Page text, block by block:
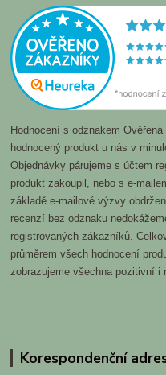
Hodnocení s odznakem
hodnocený produkt u nás v
Objednávky párujeme s účtem
produkt zakoupil, nebo s e-
základě e-mailové výzvy
recenzí bez odznaku
registrovaných zákazníků.
průměrem všech hodnocení
zobrazujeme všechna pozitivní i
Korespondenční